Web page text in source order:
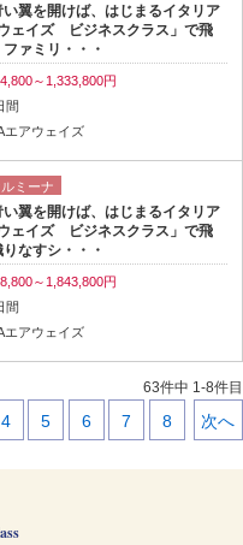
い翼を開けば、はじまるイタリア
ェイズ ビジネスクラス」で飛
ァミリ・・・
～1,333,800円
間
エアウェイズ
ミーナ
い翼を開けば、はじまるイタリア
ェイズ ビジネスクラス」で飛
なすシ・・・
～1,843,800円
間
エアウェイズ
63件中 1-8件目
4 5 6 7 8 次へ